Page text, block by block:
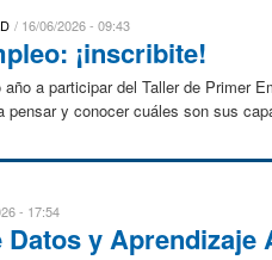
16/06/2026 - 09:43
¡inscribite!
a participar del Taller de Primer
pensar y conocer cuáles son sus
- 17:54
Datos y Aprendizaje